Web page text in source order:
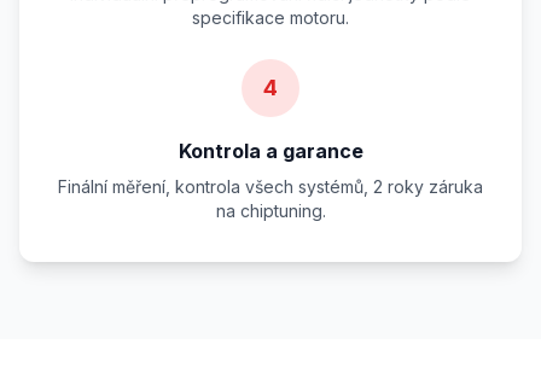
specifikace motoru.
4
Kontrola a garance
Finální měření, kontrola všech systémů, 2 roky záruka
na chiptuning.